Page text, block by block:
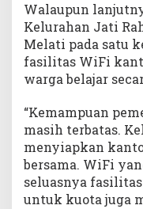
Walaupun
Kelurahan Jati
Melati pada satu
fasilitas WiFi
warga belajar
“Kemampuan
masih terbatas.
menyiapkan
bersama. WiFi
seluasnya
untuk kuota juga